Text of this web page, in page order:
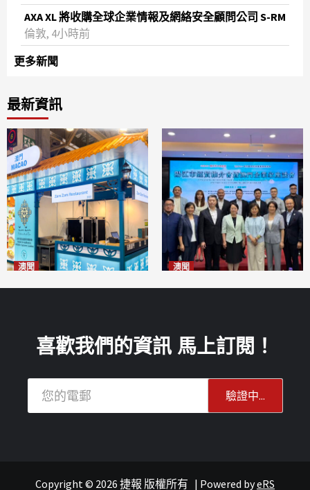
AXA XL 將收購全球企業情報及網絡安全顧問公司 S-RM
倫敦, 4小時前
更多新聞
最新資訊
澳聞 澳聞
喜歡我們的資訊 馬上訂閱！
Copyright © 2026 捷報 版權所有 | Powered byeRS